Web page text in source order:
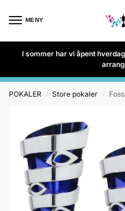
MENY
I sommer har vi åpent
POKALER / Store pokaler / Foss